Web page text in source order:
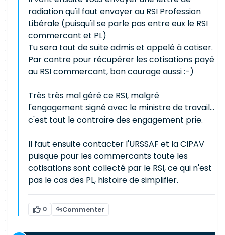
radiation qu'il faut envoyer au RSI Profession
Libérale (puisqu'il se parle pas entre eux le RSI
commercant et PL)
Tu sera tout de suite admis et appelé à cotiser.
Par contre pour récupérer les cotisations payé
au RSI commercant, bon courage aussi :-)
Très très mal géré ce RSI, malgré
l'engagement signé avec le ministre de travail...
c'est tout le contraire des engagement prie.
Il faut ensuite contacter l'URSSAF et la CIPAV
puisque pour les commercants toute les
cotisations sont collecté par le RSI, ce qui n'est
pas le cas des PL, histoire de simplifier.
0 Commenter